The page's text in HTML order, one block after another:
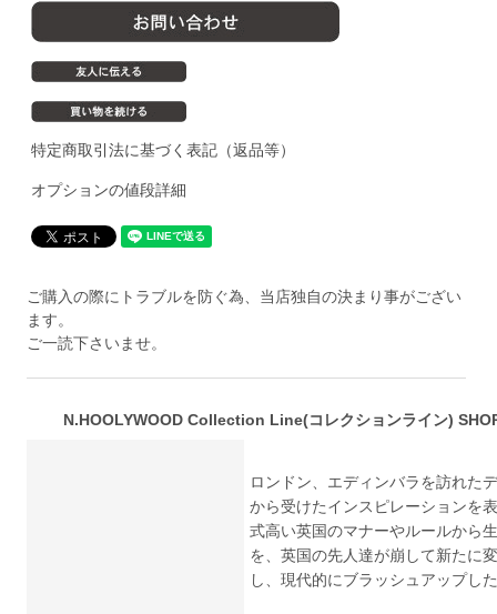
特定商取引法に基づく表記（返品等）
オプションの値段詳細
ご購入の際にトラブルを防ぐ為、当店独自の決まり事がござい
ます。
ご一読下さいませ。
N.HOOLYWOOD Collection Line(コレクションライン)
ロンドン、エディンバラを訪れた
から受けたインスピレーションを
式高い英国のマナーやルールから
を、英国の先人達が崩して新たに
し、現代的にブラッシュアップし